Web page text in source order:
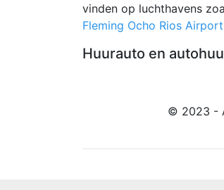
vinden op luchthavens
Fleming Ocho Rios Airport
Huurauto en
© 2023 -